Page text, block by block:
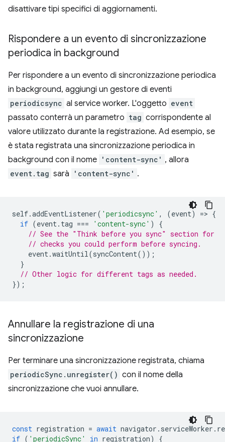
disattivare tipi specifici di aggiornamenti.
Rispondere a un evento di sincronizzazione
periodica in background
Per rispondere a un evento di sincronizzazione periodica
in background, aggiungi un gestore di eventi
periodicsync al service worker. L'oggetto event
passato conterrà un parametro tag corrispondente al
valore utilizzato durante la registrazione. Ad esempio, se
è stata registrata una sincronizzazione periodica in
background con il nome 'content-sync' , allora
event.tag sarà 'content-sync' .
self.addEventListener( 'periodicsync' , (event) => {
if (event. tag === 'content-sync' )
{
// See the "Think before you sync" section for
// checks you could perform before syncing.
event.waitUntil(syncContent());
}
// Other logic for different tags as needed.
});
Annullare la registrazione di una
sincronizzazione
Per terminare una sincronizzazione registrata, chiama
periodicSync.unregister() con il nome della
sincronizzazione che vuoi annullare.
const registration = await navigator . serviceWorker .
if ( 'periodicSync' in registration)
{